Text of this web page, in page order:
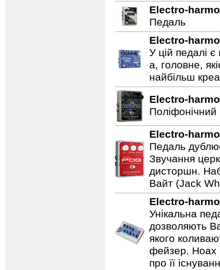
Electro-
Педаль
Electro-
У цій педалі
а, головне,
найбільш
Electro-
Поліфонічний
Electro-
Педаль
Звучання
дисторшн.
Вайт (Jack
Electro-
Унікальна
дозволяють
якого
фейзер. Hoax
про її